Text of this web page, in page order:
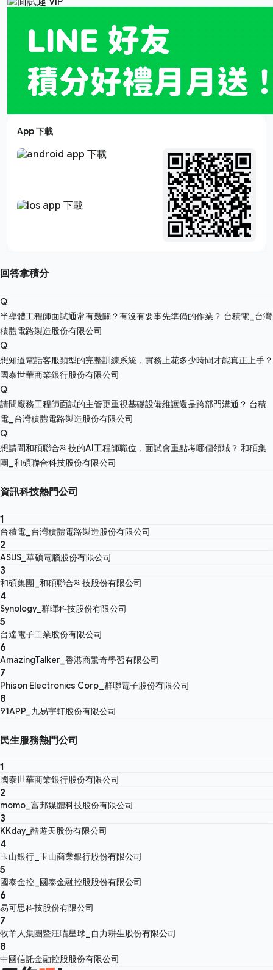
App 下載
回答拿積分
Q
半導體工程師面試通常有幾關？有沒有要事先準備的作業？ 台積電_台灣
積體電路製造股份有限公司
Q
想知道電話客服類型的完整訓練系統，實務上花多少時間才能真正上手？
國泰世華商業銀行股份有限公司
Q
請問廠務工程師面試的主管更重視基礎設備維護還是跨部門溝通？ 台積
電_台灣積體電路製造股份有限公司
Q
想請問和碩聯合科技的AI工程師職位，面試會重點考哪個領域？ 和碩集
團_和碩聯合科技股份有限公司
資訊科技熱門公司
1
台積電_台灣積體電路製造股份有限公司
2
ASUS_華碩電腦股份有限公司
3
和碩集團_和碩聯合科技股份有限公司
4
Synology_群暉科技股份有限公司
5
台達電子工業股份有限公司
6
AmazingTalker_香港商驚奇學習有限公司
7
Phison Electronics Corp_群聯電子股份有限公司
8
91APP_九易宇軒股份有限公司
民生服務熱門公司
1
國泰世華商業銀行股份有限公司
2
momo_富邦媒體科技股份有限公司
3
KKday_酷遊天股份有限公司
4
玉山銀行_玉山商業銀行股份有限公司
5
國泰金控_國泰金融控股股份有限公司
6
易可思科技股份有限公司
7
牧羊人集團暨汪喵星球_自力耕生股份有限公司
8
中國信託金融控股股份有限公司